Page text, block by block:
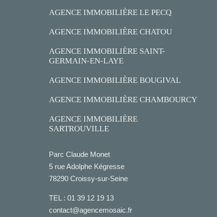
AGENCE IMMOBILIÈRE LE PECQ
AGENCE IMMOBILIÈRE CHATOU
AGENCE IMMOBILIÈRE SAINT-
GERMAIN-EN-LAYE
AGENCE IMMOBILIÈRE BOUGIVAL
AGENCE IMMOBILIÈRE CHAMBOURCY
AGENCE IMMOBILIÈRE
SARTROUVILLE
Parc Claude Monet
5 rue Adolphe Kégresse
78290 Croissy-sur-Seine
TEL :01 39 12 19 13
contact@agencemosaic.fr